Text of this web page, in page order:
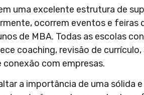
uma excelente estrutura de
ocorrem eventos e feiras
de MBA. Todas as escolas
coaching, revisão de
conexão com empresas.
a importância de uma sólida